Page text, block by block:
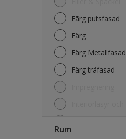
Fãrg putsfasad
Färg
Färg Metallfasad
Färg träfasad
Rum